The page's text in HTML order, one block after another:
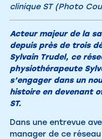
clinique ST (Photo
Acteur majeur de la
depuis près de trois
Sylvain Trudel, ce
physiothérapeute
s’engager dans un
histoire en devenant
ST.
Dans une entrevue
manager de ce